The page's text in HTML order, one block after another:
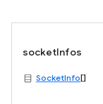
socketInfos
SocketInfo[]